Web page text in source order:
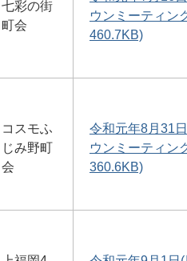
七彩の街
町会
ウンミーティン
460.7KB)
コスモふ
じみ野町
会
令和元年8月31
ウンミーティン
360.6KB)